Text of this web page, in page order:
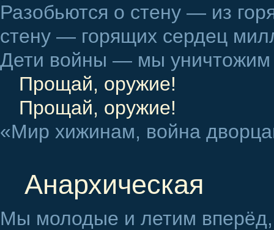
Разобьются о стену — из
стену — горящих сердец
Дети войны — мы
Прощай, оружие!
Прощай, оружие!
«Мир хижинам, война
Анархическая
Мы молодые и летим вперёд,